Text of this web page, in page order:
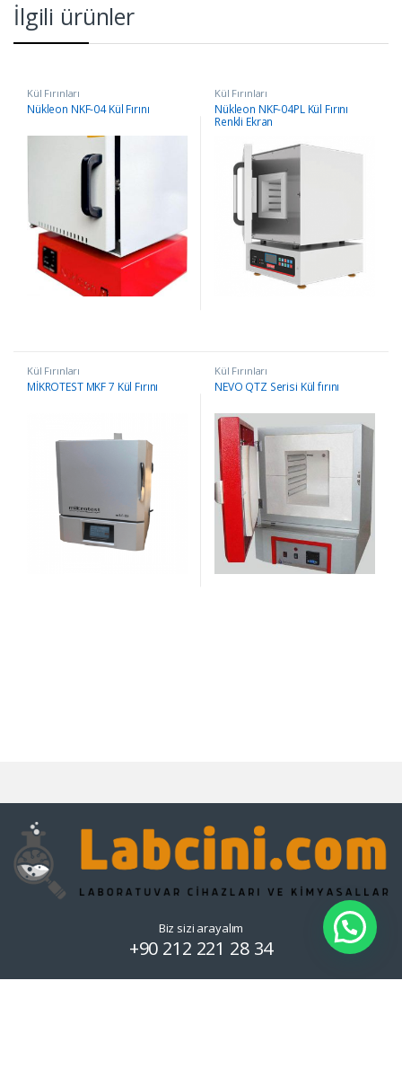
İlgili ürünler
Kül Fırınları
Nükleon NKF-04 Kül Fırını
Kül Fırınları
Nükleon NKF-04PL Kül Fırını
Renkli Ekran
Kül Fırınları
MİKROTEST MKF 7 Kül Fırını
Kül Fırınları
NEVO QTZ Serisi Kül fırını
Biz sizi arayalım
+90 212 221 28 34